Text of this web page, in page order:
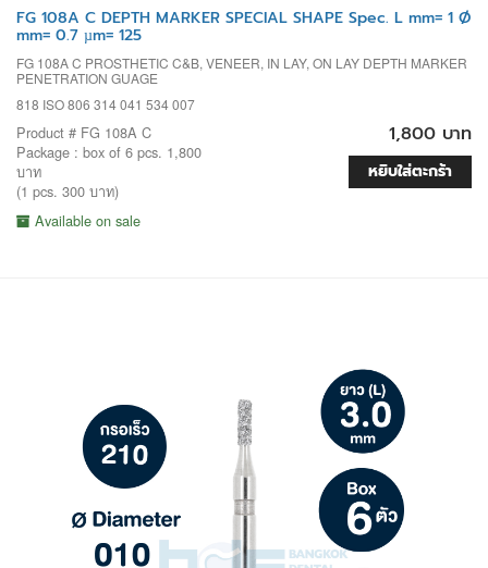
FG 108A C DEPTH MARKER SPECIAL SHAPE Spec. L mm= 1 Ø
mm= 0.7 µm= 125
FG 108A C PROSTHETIC C&B, VENEER, IN LAY, ON LAY DEPTH MARKER
PENETRATION GUAGE
818 ISO 806 314 041 534 007
Product # FG 108A C
Package : box of 6 pcs. 1,800
บาท
(1 pcs. 300 บาท)
Available on sale
1,800 บาท
หยิบใส่ตะกร้า